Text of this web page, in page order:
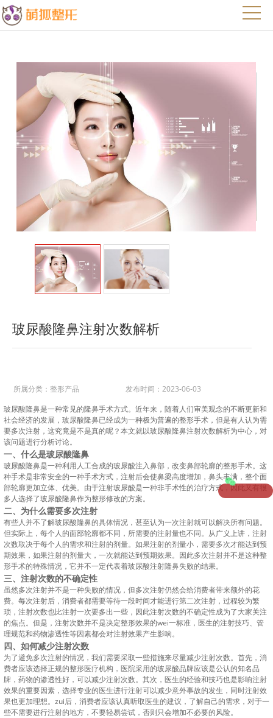
玻尿酸隆鼻注射次数解析
所属分类：整形产品
发布时间：2023-06-03
玻尿酸隆鼻是一种常见的隆鼻手术方式。近年来，随着人们审美观念的不断更新和
社会经济的发展，玻尿酸隆鼻已经成为一种极为普遍的整形手术，但是有人认为需
要多次注射，这究竟是不是真的呢？本文就以玻尿酸隆鼻注射次数解析为中心，对
该问题进行分析讨论。
一、什么是玻尿酸隆鼻
玻尿酸隆鼻是一种利用人工合成的玻尿酸注入鼻部，改变鼻部轮廓的整形手术。这
种手术是非常安全的一种手术方式，注射后会使鼻梁高度增加，鼻头丰满，整个面
部轮廓更加立体、优美。由于注射玻尿酸是一种非手术性的治疗方式，因此又有很
多人选择了玻尿酸隆鼻作为整形修改的方案。
二、为什么需要多次注射
有些人并不了解玻尿酸隆鼻的具体情况，甚至认为一次注射就可以解决所有问题。
但实际上，每个人的面部轮廓都不同，所需要的注射量也不同。从广义上讲，注射
次数取决于每个人的需求和注射的剂量。如果注射的剂量小，需要多次才能达到预
期效果，如果注射的剂量大，一次就能达到预期效果。因此多次注射并不是这种整
形手术的特殊情况，它并不一定代表着玻尿酸注射隆鼻失败的结果。
三、注射次数的不确定性
虽然多次注射并不是一种失败的情况，但多次注射仍然会给消费者带来额外的花
费。每次注射后，消费者都需要等待一段时间才能进行第二次注射，过程较为繁
琐，注射次数也比注射一次要多出一些，因此注射次数的不确定性成为了大家关注
的焦点。但是，注射次数并不是决定整形效果的wei一标准，医生的注射技巧、管
理规范和药物渗透性等因素都会对注射效果产生影响。
四、如何减少注射次数
为了避免多次注射的情况，我们需要采取一些措施来尽量减少注射次数。首先，消
费者应该选择正规的整形医疗机构，医院采用的玻尿酸品牌应该是公认的知名品
牌，药物的渗透性好，可以减少注射次数。其次，医生的经验和技巧也是影响注射
效果的重要因素，选择专业的医生进行注射可以减少意外事故的发生，同时注射效
果也更加理想。zui后，消费者应该认真听取医生的建议，了解自己的需求，对于一
些不需要进行注射的地方，不要轻易尝试，否则只会增加不必要的风险。